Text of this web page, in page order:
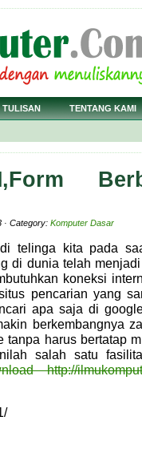
TULISAN TENTANG KAMI
· Category: Komputer Dasar
telinga kita pada
di dunia telah
koneksi
pencarian yang
apa saja di
berkembangnya
harus bertatap
salah satu
http://